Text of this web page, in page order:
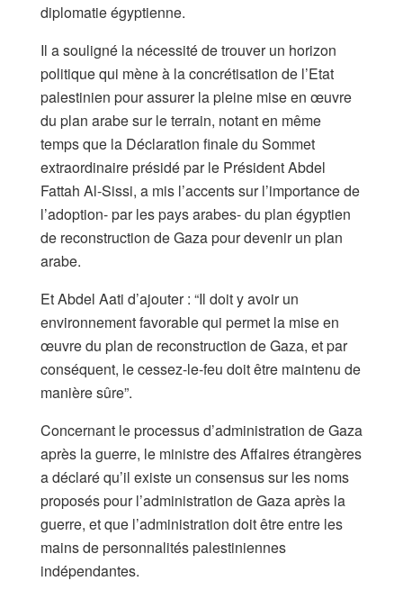
diplomatie égyptienne.
Il a souligné la nécessité de trouver un horizon
politique qui mène à la concrétisation de l’Etat
palestinien pour assurer la pleine mise en œuvre
du plan arabe sur le terrain, notant en même
temps que la Déclaration finale du Sommet
extraordinaire présidé par le Président Abdel
Fattah Al-Sissi, a mis l’accents sur l’importance de
l’adoption- par les pays arabes- du plan égyptien
de reconstruction de Gaza pour devenir un plan
arabe.
Et Abdel Aati d’ajouter : “Il doit y avoir un
environnement favorable qui permet la mise en
œuvre du plan de reconstruction de Gaza, et par
conséquent, le cessez-le-feu doit être maintenu de
manière sûre”.
Concernant le processus d’administration de Gaza
après la guerre, le ministre des Affaires étrangères
a déclaré qu’il existe un consensus sur les noms
proposés pour l’administration de Gaza après la
guerre, et que l’administration doit être entre les
mains de personnalités palestiniennes
indépendantes.